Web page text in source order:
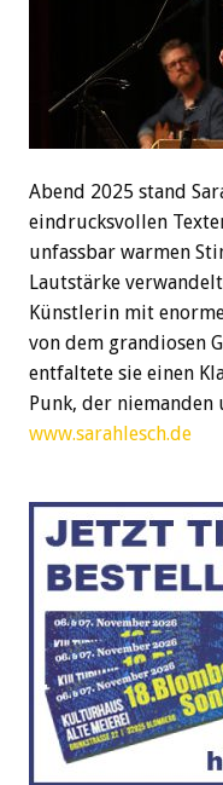
Abend 2025 stand
eindrucksvollen
unfassbar warmen
Lautstärke
Künstlerin mit
von dem grandiosen
entfaltete sie einen
Punk, der
www.sarahlesch.de